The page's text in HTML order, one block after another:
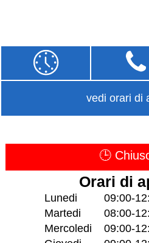
vedi orari di
🕒
Orari di
Lunedi
09:00-
Martedi
08:00-
Mercoledi
09:00-